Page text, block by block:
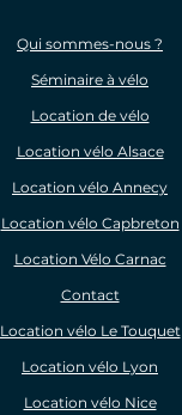
Qui sommes-nous ?
Séminaire à vélo
Location de vélo
Location vélo Alsace
Location vélo Annecy
Location vélo Capbreton
Location Vélo Carnac
Contact
Location vélo Le Touquet
Location vélo Lyon
Location vélo Nice